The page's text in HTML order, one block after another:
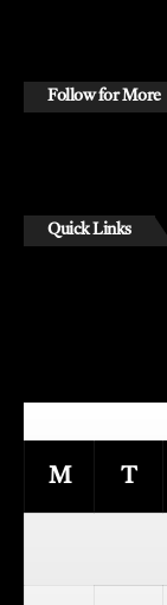
Follow for More
Quick Links
M T